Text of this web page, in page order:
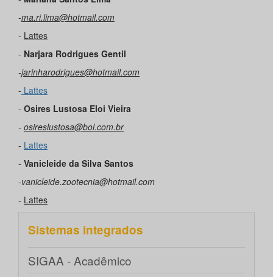
-ma.ri.lima@hotmail.com
- Lattes
- Narjara Rodrigues Gentil
-jarinharodrigues@hotmail.com
- Lattes
- Osires Lustosa Eloi Vieira
- osireslustosa@bol.com.br
- Lattes
- Vanicleide da Silva Santos
-vanicleide.zootecnia@hotmail.com
- Lattes
Sistemas integrados
SIGAA - Acadêmico